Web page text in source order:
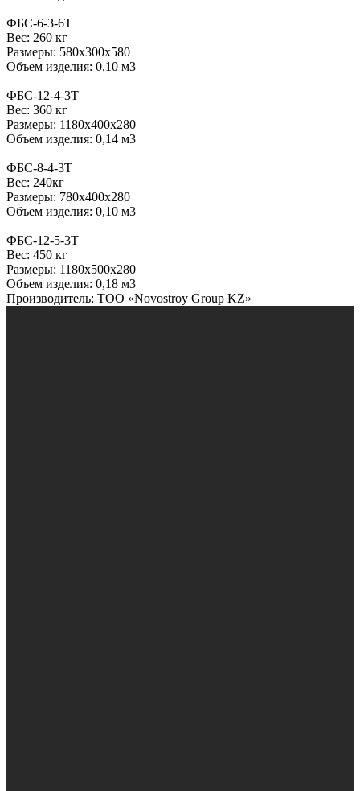
ФБС-6-3-6Т
Вес: 260 кг
Размеры: 580х300х580
Объем изделия: 0,10 м3
ФБС-12-4-3Т
Вес: 360 кг
Размеры: 1180х400х280
Объем изделия: 0,14 м3
ФБС-8-4-3Т
Вес: 240кг
Размеры: 780х400х280
Объем изделия: 0,10 м3
ФБС-12-5-3Т
Вес: 450 кг
Размеры: 1180х500х280
Объем изделия: 0,18 м3
Производитель: ТОО «Novostroy Group KZ»